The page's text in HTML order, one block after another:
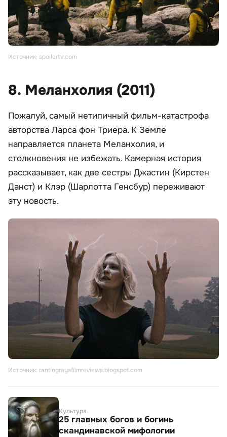
Источник: spoilertv.com
8. Меланхолия (2011)
Пожалуй, самый нетипичный фильм-катастрофа
авторства Ларса фон Триера. К Земле
направляется планета Меланхолия, и
столкновения не избежать. Камерная история
рассказывает, как две сестры Джастин (Кирстен
Данст) и Клэр (Шарлотта Генсбур) переживают
эту новость.
Источник: rantingraysfilmreviews.blogspot.com
Культура
25 главных богов и богинь
скандинавской мифологии